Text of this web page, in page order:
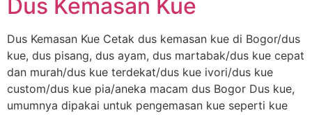
Dus Kemasan Kue
Dus Kemasan Kue Cetak dus kemasan kue di Bogor/dus
kue, dus pisang, dus ayam, dus martabak/dus kue cepat
dan murah/dus kue terdekat/dus kue ivori/dus kue
custom/dus kue pia/aneka macam dus Bogor Dus kue,
umumnya dipakai untuk pengemasan kue seperti kue